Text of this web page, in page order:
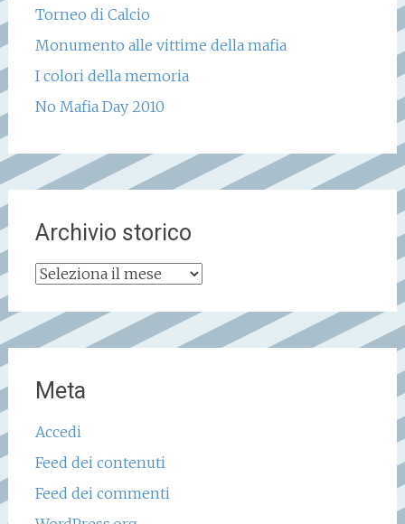
Torneo di Calcio
Monumento alle vittime della mafia
I colori della memoria
No Mafia Day 2010
Archivio storico
Archivio
Meta
Accedi
Feed dei contenuti
Feed dei commenti